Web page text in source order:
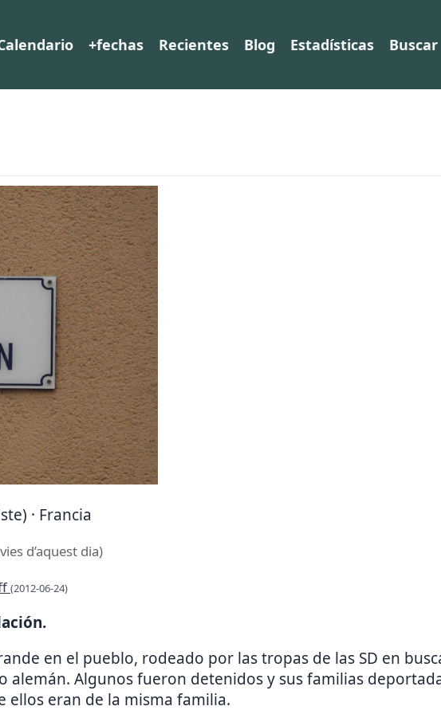
+fechas Recientes Blog Estadísticas Buscar
· Francia
d’aquest dia)
(2012-06-24)
en el pueblo, rodeado por las tropas de las SD en
alemán. Algunos fueron detenidos y sus familias
ellos eran de la misma familia.